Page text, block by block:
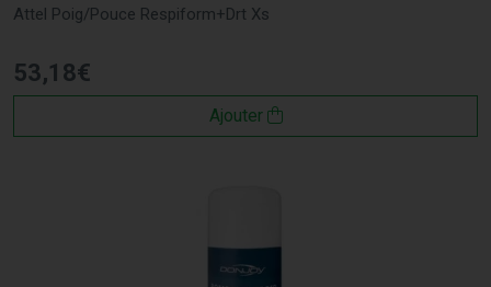
Attel Poig/Pouce Respiform+Drt Xs
53,18€
Ajouter